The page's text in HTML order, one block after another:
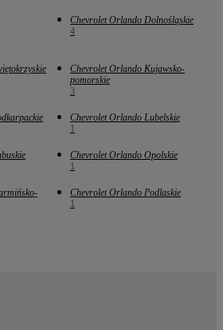
Chevrolet Orlando Dolnośląskie
4
Chevrolet Orlando Kujawsko-
pomorskie
3
Chevrolet Orlando Lubelskie
1
Chevrolet Orlando Opolskie
1
Chevrolet Orlando Podlaskie
1